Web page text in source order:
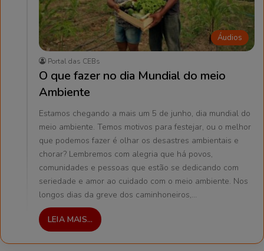
Áudios
Portal das CEBs
O que fazer no dia Mundial do meio
Ambiente
Estamos chegando a mais um 5 de junho, dia mundial do
meio ambiente. Temos motivos para festejar, ou o melhor
que podemos fazer é olhar os desastres ambientais e
chorar? Lembremos com alegria que há povos,
comunidades e pessoas que estão se dedicando com
seriedade e amor ao cuidado com o meio ambiente. Nos
longos dias da greve dos caminhoneiros,…
LEIA MAIS...